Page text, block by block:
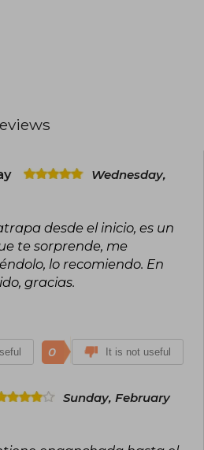
Wednesday,
desde el inicio, es un
te sorprende, me
lo recomiendo. En
gracias.
0 It is not useful
Sunday, February